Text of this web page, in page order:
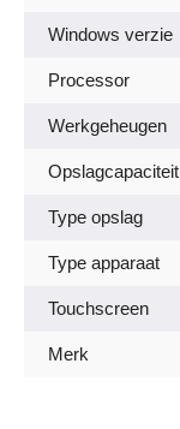
Windows verzie
Processor
Werkgeheugen
Opslagcapaciteit
Type opslag
Type apparaat
Touchscreen
Merk